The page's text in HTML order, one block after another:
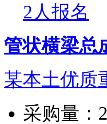
2人报名
管状横梁总
某本土优质
采购量：